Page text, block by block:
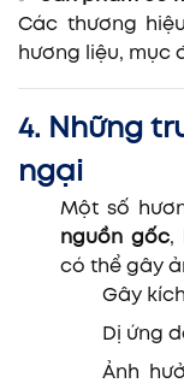
Các thương
hương liệu, mục
4. Những
ngại
Một số
nguồn gốc,
có thể gây
Gây
Dị ứng
Ảnh